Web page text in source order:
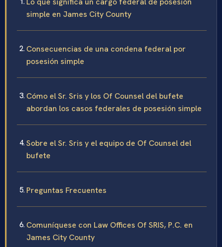
simple en James City County
Consecuencias de una condena federal por
posesión simple
Cómo el Sr. Sris y los Of Counsel del bufete
abordan los casos federales de posesión simple
Sobre el Sr. Sris y el equipo de Of Counsel del
bufete
Preguntas Frecuentes
Comuníquese con Law Offices Of SRIS, P.C. en
James City County